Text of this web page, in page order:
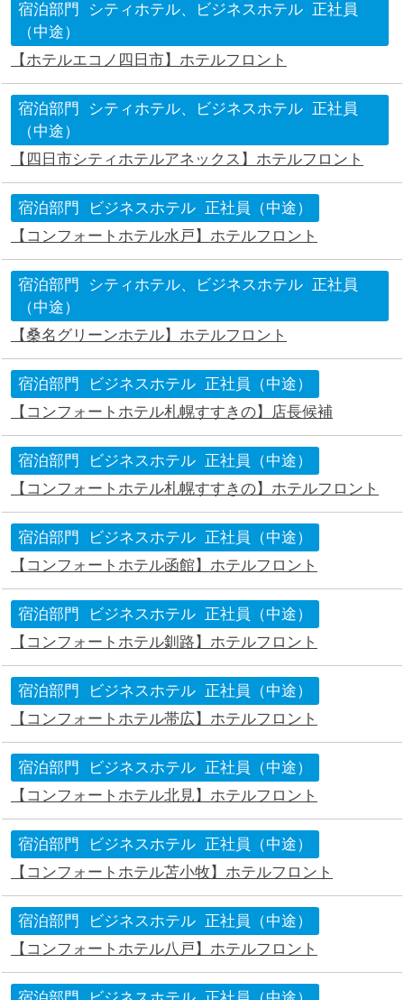
宿泊部門 シティホテル、ビジネスホテル
正社員
（中途）
【ホテルエコノ四日市】ホテルフロント
宿泊部門 シティホテル、ビジネスホテル
正社員
（中途）
【四日市シティホテルアネックス】ホテルフロント
宿泊部門 ビジネスホテル
正社員（中途）
【コンフォートホテル水戸】ホテルフロント
宿泊部門 シティホテル、ビジネスホテル
正社員
（中途）
【桑名グリーンホテル】ホテルフロント
宿泊部門 ビジネスホテル
正社員（中途）
【コンフォートホテル札幌すすきの】店長候補
宿泊部門 ビジネスホテル
正社員（中途）
【コンフォートホテル札幌すすきの】ホテルフロント
宿泊部門 ビジネスホテル
正社員（中途）
【コンフォートホテル函館】ホテルフロント
宿泊部門 ビジネスホテル
正社員（中途）
【コンフォートホテル釧路】ホテルフロント
宿泊部門 ビジネスホテル
正社員（中途）
【コンフォートホテル帯広】ホテルフロント
宿泊部門 ビジネスホテル
正社員（中途）
【コンフォートホテル北見】ホテルフロント
宿泊部門 ビジネスホテル
正社員（中途）
【コンフォートホテル苫小牧】ホテルフロント
宿泊部門 ビジネスホテル
正社員（中途）
【コンフォートホテル八戸】ホテルフロント